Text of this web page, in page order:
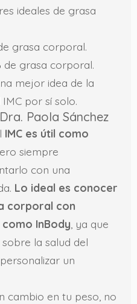
ideales de grasa
grasa corporal.
de grasa corporal.
mejor idea de la
por sí solo.
Paola Sánchez
IMC es útil como
siempre
con una
Lo ideal es conocer
corporal con
InBody , ya que
la salud del
un
cambio en tu peso, no